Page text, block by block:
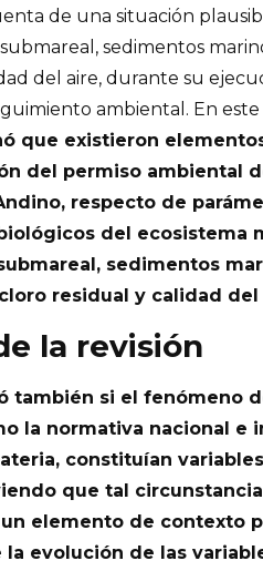
de una situación
sedimentos
del aire, durante su
ambiental. En
que existieron
del permiso ambiental
respecto de
del ecosistema
sedimentos
residual y calidad
la revisión
también si el fenómeno
la normativa nacional e
constituían
que tal
elemento de contexto
evolución de las